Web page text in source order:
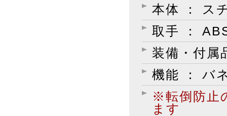
本体 ： ス
取手 ：
装備・付属
機能 ： バ
※転倒防止
ます